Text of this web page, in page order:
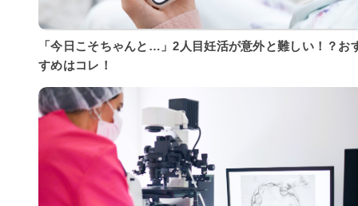
「今日こそちゃんと…」2人目妊活が意外と難しい！？お
すめはコレ！